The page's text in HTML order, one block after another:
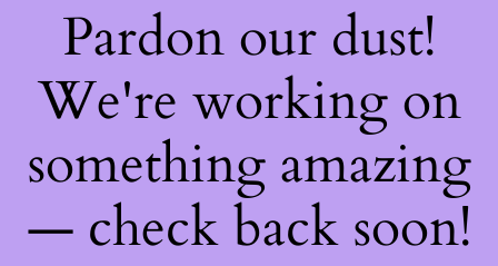
Pardon our dust!
We're working on
something amazing
— check back soon!